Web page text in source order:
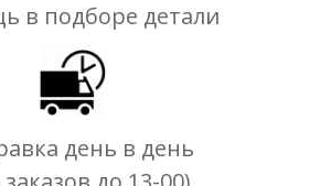
в подборе детали
день в день